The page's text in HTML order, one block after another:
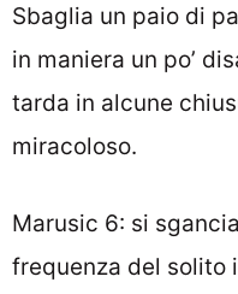
Sbaglia un paio di
in maniera un po’
tarda in alcune
miracoloso.
Marusic 6: si
frequenza del solito